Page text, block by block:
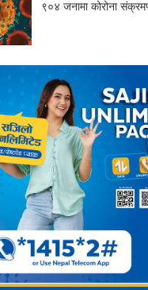
९०४ जनामा कोरोना